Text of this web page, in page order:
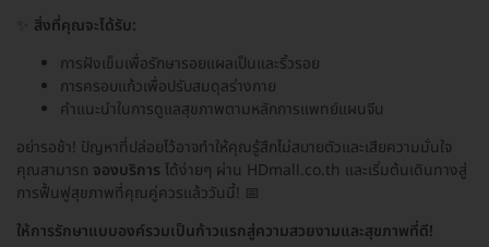
สิ่งที่คุณจะได้รับ:
การฝังเข็มเพื่อรักษารอยแผลเป็นและริ้วรอย
การครอบแก้วเพื่อปรับสมดุลร่างกาย
คำแนะนำในการดูแลสุขภาพตามหลักการแพทย์แผนจีน
อย่ารอช้า! ปัญหาที่ปล่อยไว้อาจทำให้คุณรู้สึกไม่สบายตัวและเสียความมั่นใจ
คุณสามารถ จองบริการ ได้ง่ายๆ ผ่าน HDmall.co.th และเริ่มต้นเดินทางสู่
การฟื้นฟูสุขภาพที่คุณคู่ควรแล้ววันนี้! 📅
ให้การรักษาแบบองค์รวมเป็นก้าวแรกสู่ความสวยงามและสุขภาพที่ดี!